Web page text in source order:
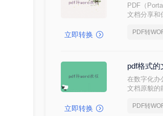
立即转换
PDF（
文档分享和
文将介绍
PDF转
立即转换
pdf格式的
在数字化办
文档原貌的
PDF文件
PDF转